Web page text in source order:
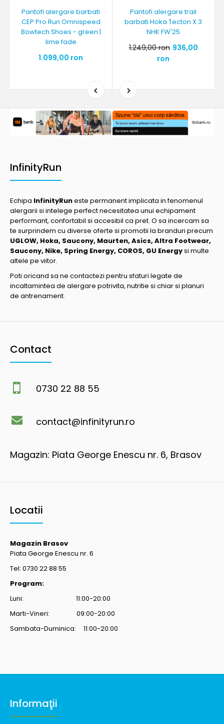
Pantofi alergare barbati
CEP Pro Run Omnispeed
Bowtech Shoes - green |
lime fade
1.099,00 ron
Pantofi alergare trail
barbati Hoka Tecton X 3
NHK FW'25
1.249,00 ron 936,00
ron
InfinityRun
Echipa InfinityRuneste permanent implicata in fenomenul
alergarii si intelege perfect necesitatea unui echipament
performant, confortabil si accesibil ca pret. O sa incercam sa
te surprindem cu diverse oferte si promotii la branduri precum
UGLOW, Hoka, Saucony, Maurten, Asics, Altra Footwear,
Saucony, Nike, Spring Energy, COROS, GU Energysi multe
altele pe viitor.
Poti oricand sa ne contactezi pentru sfaturi legate de
incaltamintea de alergare potrivita, nutritie si chiar si planuri
de antrenament.
Contact
0730 22 88 55
contact@infinityrun.ro
Magazin: Piata George Enescu nr. 6, Brasov
Locatii
Magazin Brasov
Piata George Enescu nr. 6
Tel: 0730 22 88 55
Program:
Luni: 11:00-20:00
Marti-Vineri: 09:00-20:00
Sambata-Duminica: 11:00-20:00
Informaţii